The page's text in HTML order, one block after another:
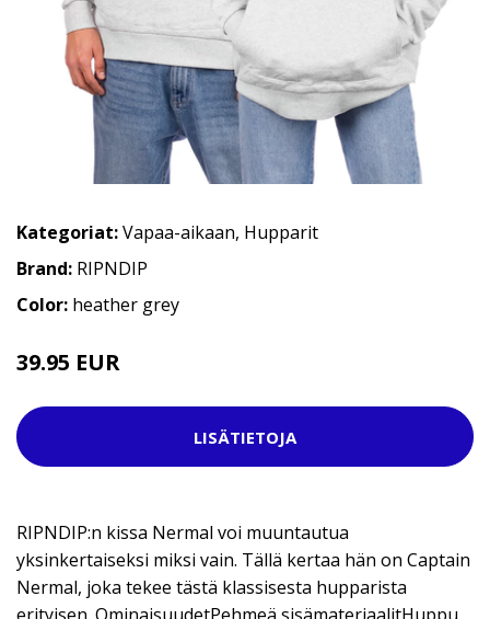
Kategoriat:Vapaa-aikaan, Hupparit
Brand: RIPNDIP
Color: heather grey
39.95 EUR
LISÄTIETOJA
RIPNDIP:n kissa Nermal voi muuntautua
yksinkertaiseksi miksi vain. Tällä kertaa hän on Captain
Nermal, joka tekee tästä klassisesta hupparista